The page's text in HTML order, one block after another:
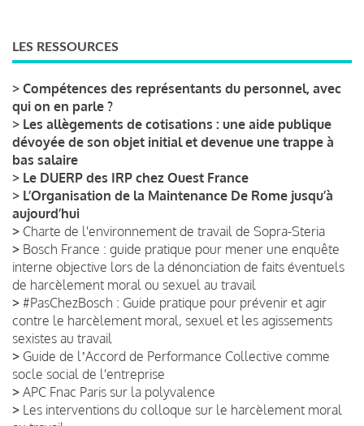
LES RESSOURCES
> Compétences des représentants du personnel, avec
qui on en parle ?
> Les allègements de cotisations : une aide publique
dévoyée de son objet initial et devenue une trappe à
bas salaire
> Le DUERP des IRP chez Ouest France
> L’Organisation de la Maintenance De Rome jusqu’à
aujourd’hui
> Charte de l'environnement de travail de Sopra-Steria
> Bosch France : guide pratique pour mener une enquête
interne objective lors de la dénonciation de faits éventuels
de harcèlement moral ou sexuel au travail
> #PasChezBosch : Guide pratique pour prévenir et agir
contre le harcèlement moral, sexuel et les agissements
sexistes au travail
> Guide de lʼAccord de Performance Collective comme
socle social de l'entreprise
> APC Fnac Paris sur la polyvalence
> Les interventions du colloque sur le harcèlement moral